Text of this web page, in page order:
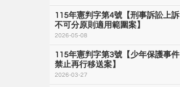
115年憲判字第4號【刑事訴訟上訴
不可分原則適用範圍案】
2026-05-08
115年憲判字第3號【少年保護事件
禁止再行移送案】
2026-03-27